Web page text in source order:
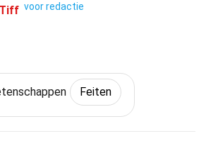
Tiff voor redactie
Feiten